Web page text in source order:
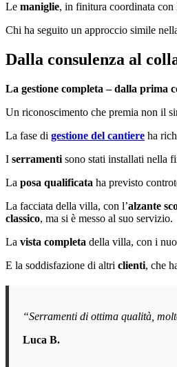
Le maniglie, in finitura coordinata con
Chi ha seguito un approccio simile
Dalla consulenza al
La gestione completa – dalla prima
Un riconoscimento che premia non il
La fase di gestione del cantiere ha
I serramenti sono stati installati nella
La posa qualificata ha previsto
La facciata della villa, con l’alzante
classico, ma si è messo al suo servizio.
La vista completa della villa, con i
E la soddisfazione di altri clienti, che
“Serramenti di ottima qualità,
Luca B.